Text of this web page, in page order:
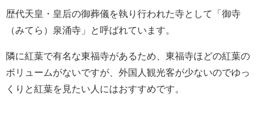
歴代天皇・皇后の御葬儀を執り行われた寺として「御寺
（みてら）泉涌寺」と呼ばれています。
隣に紅葉で有名な東福寺があるため、東福寺ほどの紅葉の
ボリュームがないですが、外国人観光客が少ないのでゆっ
くりと紅葉を見たい人にはおすすめです。